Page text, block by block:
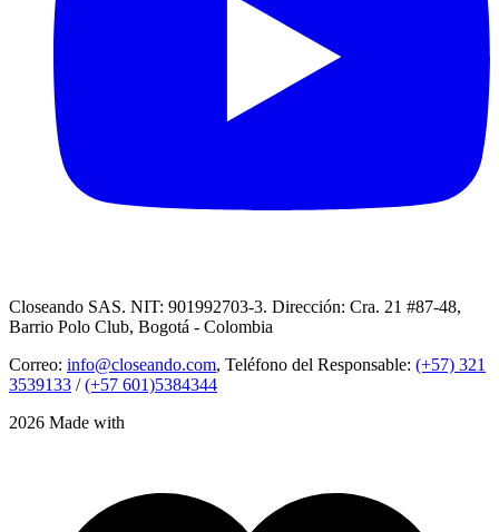
Closeando SAS. NIT: 901992703-3. Dirección: Cra. 21 #87-48,
Barrio Polo Club, Bogotá - Colombia
Correo: info@closeando.com, Teléfono del Responsable: (+57) 321
3539133 /(+57 601)5384344
2026 Made with